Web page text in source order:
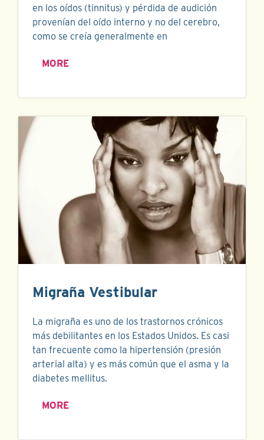
en los oídos (tinnitus) y pérdida de audición
provenían del oído interno y no del cerebro,
como se creía generalmente en
MORE
Migraña Vestibular
La migraña es uno de los trastornos crónicos
más debilitantes en los Estados Unidos. Es casi
tan frecuente como la hipertensión (presión
arterial alta) y es más común que el asma y la
diabetes mellitus.
MORE